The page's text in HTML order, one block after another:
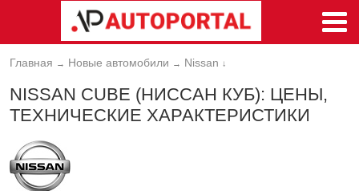
Главная → Новые автомобили → Nissan ↓
NISSAN CUBE (НИССАН КУБ): ЦЕНЫ,
ТЕХНИЧЕСКИЕ ХАРАКТЕРИСТИКИ